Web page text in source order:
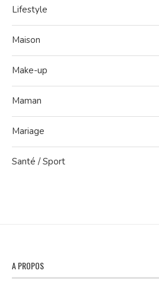
Lifestyle
Maison
Make-up
Maman
Mariage
Santé / Sport
A PROPOS